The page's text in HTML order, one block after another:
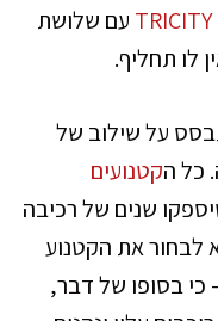
עם שלושת
לו תחליף.
על שילוב של
כל הקטנועים
שנים של רכיבה
לבחור את הקטנוע
בסופו של דבר,